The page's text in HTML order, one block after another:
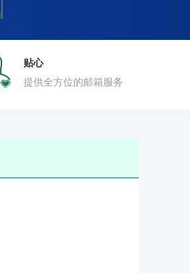
贴心
提供全方位的邮箱服务